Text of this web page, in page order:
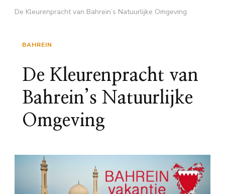
De Kleurenpracht van Bahrein’s Natuurlijke Omgeving
BAHREIN
De Kleurenpracht van
Bahrein’s Natuurlijke
Omgeving